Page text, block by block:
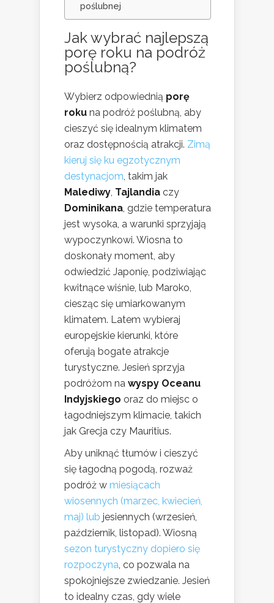
poślubnej
Jak wybrać najlepszą
porę roku na podróż
poślubną?
Wybierz odpowiednią porę
roku na podróż poślubną, aby
cieszyć się idealnym klimatem
oraz dostępnością atrakcji. Zimą
kieruj się ku egzotycznym
destynacjom , takim jak
Malediwy Tajlandia czy
Dominikana , gdzie temperatura
jest wysoka, a warunki sprzyjają
wypoczynkowi. Wiosna to
doskonały moment, aby
odwiedzić Japonię, podziwiając
kwitnące wiśnie, lub Maroko,
ciesząc się umiarkowanym
klimatem. Latem wybieraj
europejskie kierunki, które
oferują bogate atrakcje
turystyczne. Jesień sprzyja
podróżom na wyspy Oceanu
Indyjskiego oraz do miejsc o
łagodniejszym klimacie, takich
jak Grecja czy Mauritius.
Aby uniknąć tłumów i cieszyć
się łagodną pogodą, rozważ
podróż w miesiącach
wiosennych (marzec, kwiecień,
maj) lub jesiennych (wrzesień,
październik, listopad). Wiosną
sezon turystyczny dopiero się
rozpoczyna , co pozwala na
spokojniejsze zwiedzanie. Jesień
to idealny czas, gdy wiele